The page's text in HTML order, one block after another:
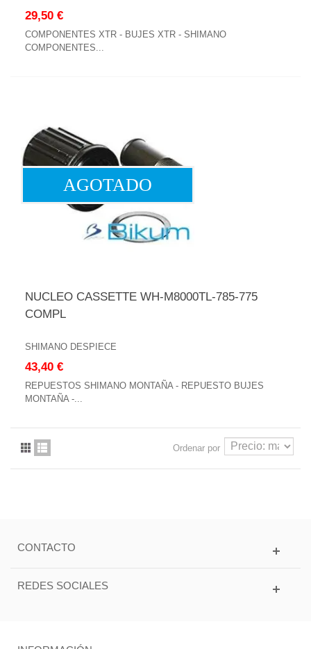
29,50 €
COMPONENTES XTR - BUJES XTR - SHIMANO
COMPONENTES...
AGOTADO
NUCLEO CASSETTE WH-M8000TL-785-775
COMPL
SHIMANO DESPIECE
43,40 €
REPUESTOS SHIMANO MONTAÑA - REPUESTO BUJES
MONTAÑA -...
Ordenar por
CONTACTO
REDES SOCIALES